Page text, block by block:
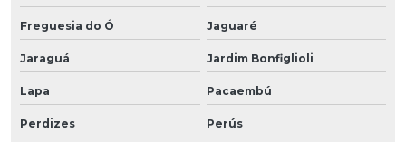
Freguesia do Ó Jaguaré
Jaraguá Jardim Bonfiglioli
Lapa Pacaembú
Perdizes Perús